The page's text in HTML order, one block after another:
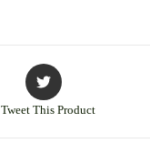
Tweet This Product